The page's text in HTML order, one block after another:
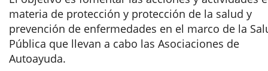
materia de protección y protección de la salud y
prevención de enfermedades en el marco de la
Pública que llevan a cabo las Asociaciones de
Autoayuda.